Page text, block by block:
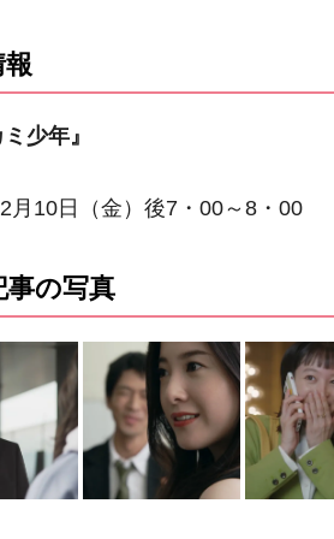
少年』
月10日（金）後7・00～8・00
事の写真